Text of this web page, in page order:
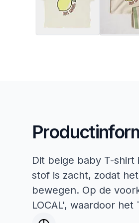
Dit beige baby T-shirt
stof is zacht, zodat
bewegen. Op de
LOCAL', waardoor